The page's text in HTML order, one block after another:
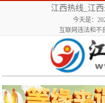
江西热线_江
今天是：
互联网违法和不